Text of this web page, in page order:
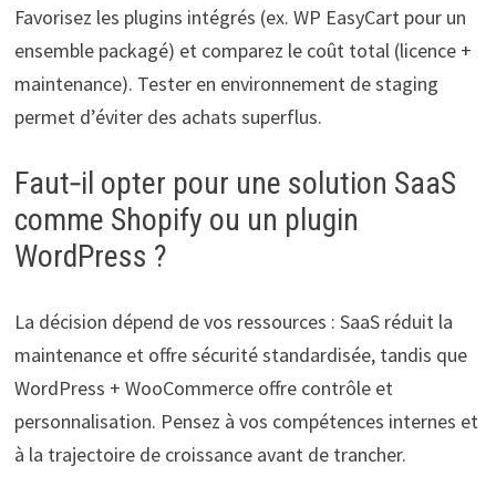
Favorisez les plugins intégrés (ex. WP EasyCart pour un
ensemble packagé) et comparez le coût total (licence +
maintenance). Tester en environnement de staging
permet d’éviter des achats superflus.
Faut‑il opter pour une solution SaaS
comme Shopify ou un plugin
WordPress ?
La décision dépend de vos ressources : SaaS réduit la
maintenance et offre sécurité standardisée, tandis que
WordPress + WooCommerce offre contrôle et
personnalisation. Pensez à vos compétences internes et
à la trajectoire de croissance avant de trancher.